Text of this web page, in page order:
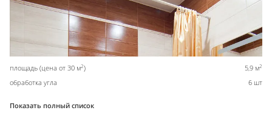
площадь (цена от 30 м2) 5,9 м2
обработка угла 6 шт
Показать полный список